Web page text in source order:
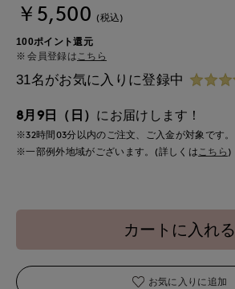
￥5,500 (税込)
100ポイント還元
会員登録はこちら
31名がお気に入りに登録中
8月9日（日） にお届けします！
※32時間03分以内のご注文、ご入金が対象です。
※一部例外地域がございます。(詳しくはこちら )
カートに入れる
お気に入りに追加